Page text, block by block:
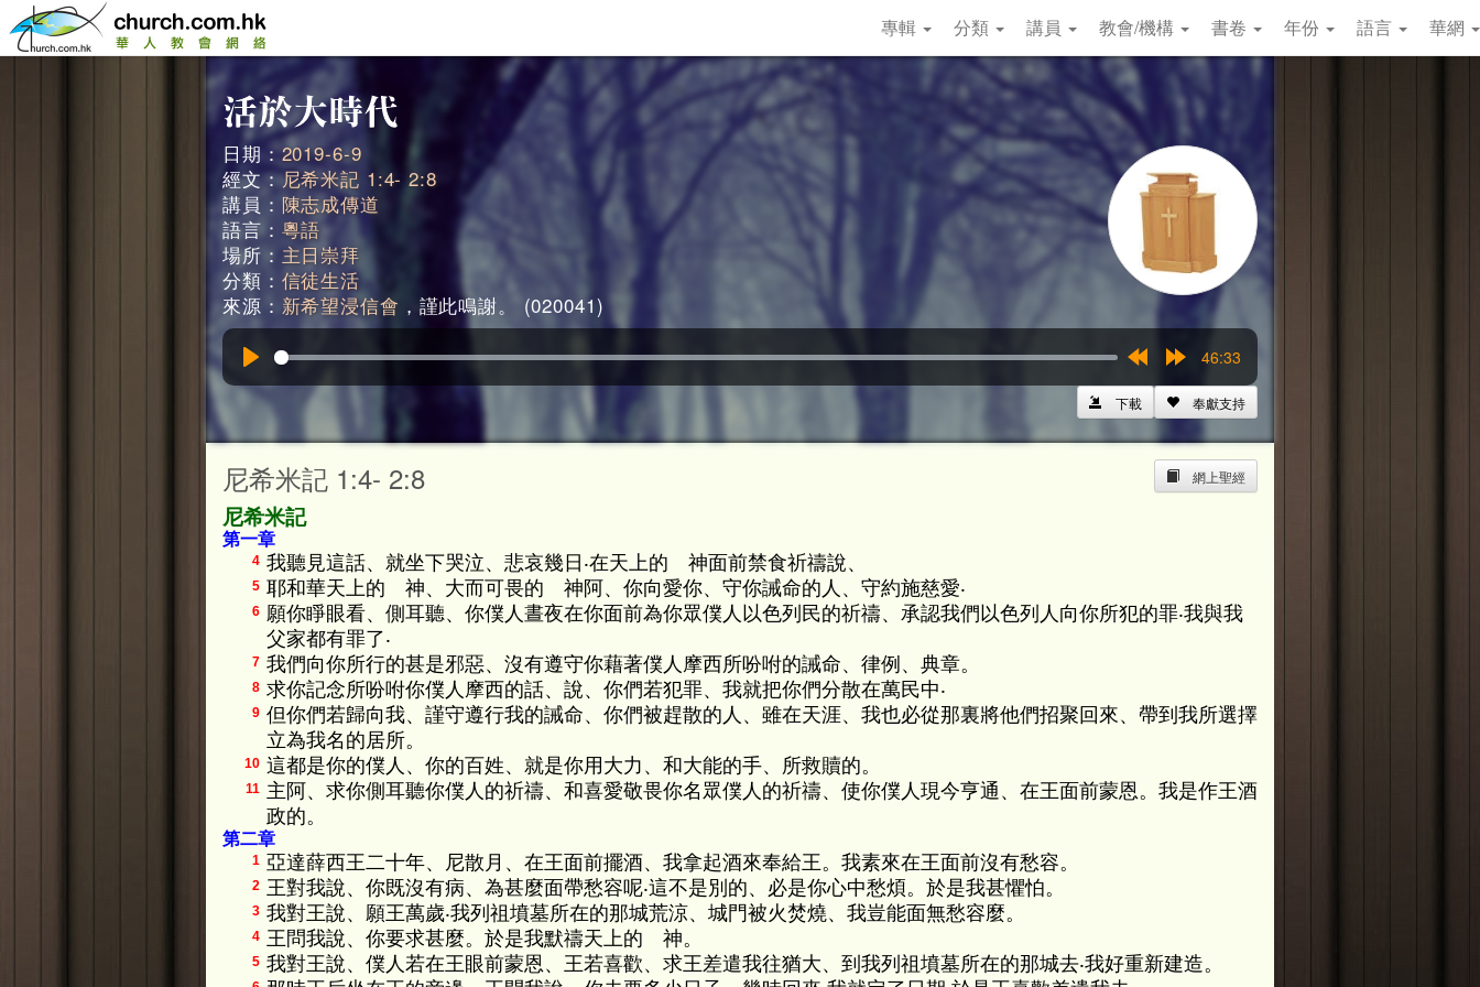
專輯 分類 講員 教會/機構 書卷 年份 語言 華網
日期： 2019-6-9
經文：尼希米記 1:4- 2:8
講員： 陳志成傳道
語言： 粵語
場所： 主日崇拜
分類： 信徒生活
來源： 新希望浸信會 ，謹此鳴謝。 (020041)
15s
15s
46:33
奉獻支持
下載
網上聖經
尼希米記 1:4- 2:8
尼希米記
第一章
4 我聽見這話、就坐下哭泣、悲哀幾日‧在天上的 神面前禁食祈禱說、
5 耶和華天上的 神、大而可畏的 神阿、你向愛你、守你誡命的人、守約施慈愛‧
6 願你睜眼看、側耳聽、你僕人晝夜在你面前為你眾僕人以色列民的祈禱、承認我們以色列人向你所犯的罪‧我與我
父家都有罪了‧
7 我們向你所行的甚是邪惡、沒有遵守你藉著僕人摩西所吩咐的誡命、律例、典章。
8 求你記念所吩咐你僕人摩西的話、說、你們若犯罪、我就把你們分散在萬民中‧
9 但你們若歸向我、謹守遵行我的誡命、你們被趕散的人、雖在天涯、我也必從那裏將他們招聚回來、帶到我所選擇
立為我名的居所。
10 這都是你的僕人、你的百姓、就是你用大力、和大能的手、所救贖的。
11 主阿、求你側耳聽你僕人的祈禱、和喜愛敬畏你名眾僕人的祈禱、使你僕人現今亨通、在王面前蒙恩。我是作王酒
政的。
第二章
1 亞達薛西王二十年、尼散月、在王面前擺酒、我拿起酒來奉給王。我素來在王面前沒有愁容。
2 王對我說、你既沒有病、為甚麼面帶愁容呢‧這不是別的、必是你心中愁煩。於是我甚懼怕。
3 我對王說、願王萬歲‧我列祖墳墓所在的那城荒涼、城門被火焚燒、我豈能面無愁容麼。
4 王問我說、你要求甚麼。於是我默禱天上的 神。
5 我對王說、僕人若在王眼前蒙恩、王若喜歡、求王差遣我往猶大、到我列祖墳墓所在的那城去‧我好重新建造。